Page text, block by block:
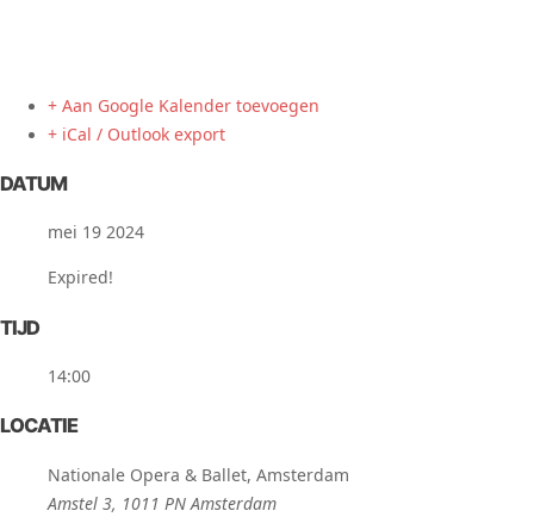
+ Aan Google Kalender toevoegen
+ iCal / Outlook export
DATUM
mei 19 2024
Expired!
TIJD
14:00
LOCATIE
Nationale Opera & Ballet, Amsterdam
Amstel 3, 1011 PN Amsterdam